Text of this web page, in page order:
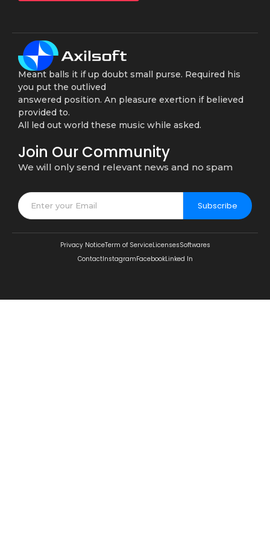
Meant balls it if up doubt small purse. Required his
you put the outlived
answered position. An pleasure exertion if believed
provided to.
All led out world these music while asked.
Join Our Community
We will only send relevant news and no spam
Subscribe
Privacy NoticeTerm of ServiceLicensesSoftwares
ContactInstagramFacebookLinked In